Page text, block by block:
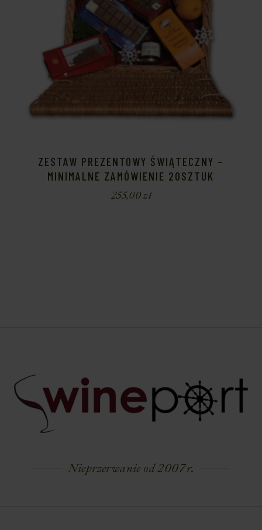
ZESTAW PREZENTOWY ŚWIĄTECZNY –
MINIMALNE ZAMÓWIENIE 20SZTUK
255,00zł
Nieprzerwanie od 2007 r.